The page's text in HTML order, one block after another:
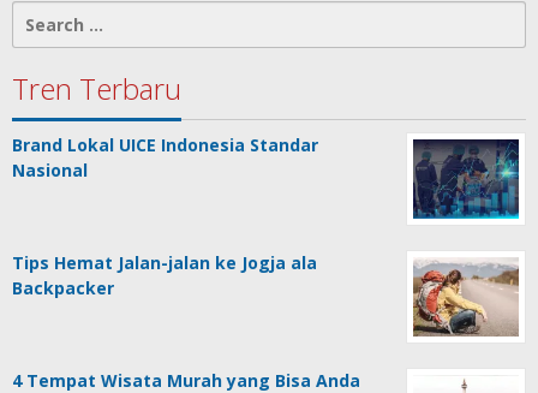
for:
Tren Terbaru
Brand Lokal UICE Indonesia Standar
Nasional
Tips Hemat Jalan-jalan ke Jogja ala
Backpacker
4 Tempat Wisata Murah yang Bisa Anda